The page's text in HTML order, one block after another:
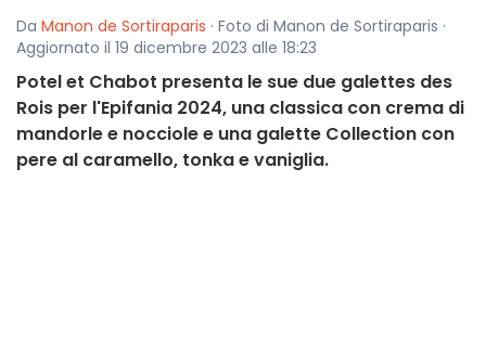
Da Manon de Sortiraparis · Foto di Manon de Sortiraparis ·
Aggiornato il 19 dicembre 2023 alle 18:23
Potel et Chabot presenta le sue due galettes des
Rois per l'Epifania 2024, una classica con crema di
mandorle e nocciole e una galette Collection con
pere al caramello, tonka e vaniglia.